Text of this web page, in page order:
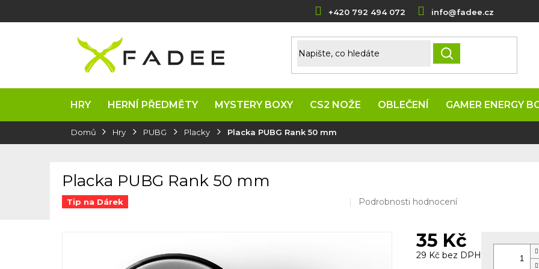
+420 792 494 072 info@fadee.cz
HLEDAT
HRY HERNÍ PŘEDMĚTY MYSTERY BOXY CS2 NOŽE OBLEČENÍ GAMER ENERGY
DomůHry PUBG Placky Placka PUBG Rank 50 mm
Placka PUBG Rank 50 mm
Tip na Dárek
Průměrné
Podrobnosti hodnocení
35 Kč
29 Kč bez DPH